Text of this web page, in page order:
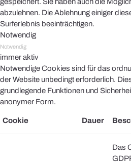
gespeichert. Sie haben auch die
abzulehnen. Die Ablehnung einiger
Surferlebnis beeinträchtigen.
Notwendig
Notwendig
immer aktiv
Notwendige Cookies sind für das
der Website unbedingt erforderlich.
grundlegende Funktionen und
anonymer Form.
Cookie Dauer
Das